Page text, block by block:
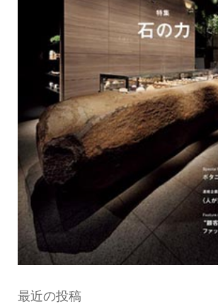
最近の投稿